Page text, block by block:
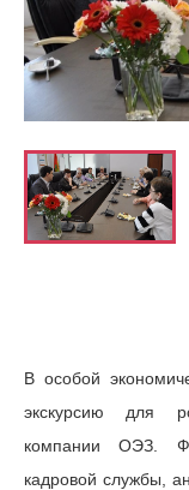
В особой
экскурсию для
компании ОЭЗ.
кадровой службы,